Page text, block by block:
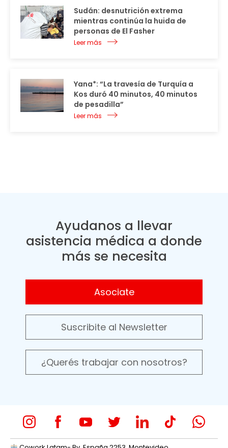
Sudán: desnutrición extrema
mientras continúa la huida de
personas de El Fasher
Leer más
Yana*: “La travesía de Turquía a
Kos duró 40 minutos, 40 minutos
de pesadilla”
Leer más
Ayudanos a llevar
asistencia médica a donde
más se necesita
Asociate
Suscribite al Newsletter
¿Querés trabajar con nosotros?